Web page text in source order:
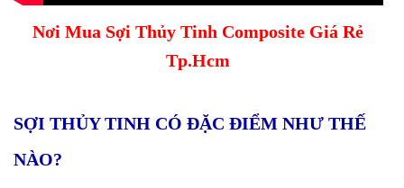
Nơi Mua Sợi Thủy Tinh Composite Giá Rẻ
Tp.Hcm
SỢI THỦY TINH CÓ ĐẶC ĐIỂM NHƯ THẾ
NÀO?